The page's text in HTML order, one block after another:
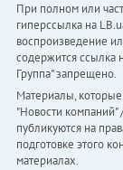
При полном или
гиперссылка на
воспроизведение
содержится ссылка
Группа" запрещено.
Материалы,
"Новости
публикуются на
подготовке этого
материалах.